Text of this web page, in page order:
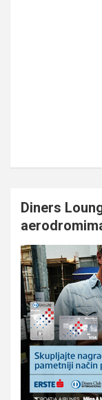
Diners